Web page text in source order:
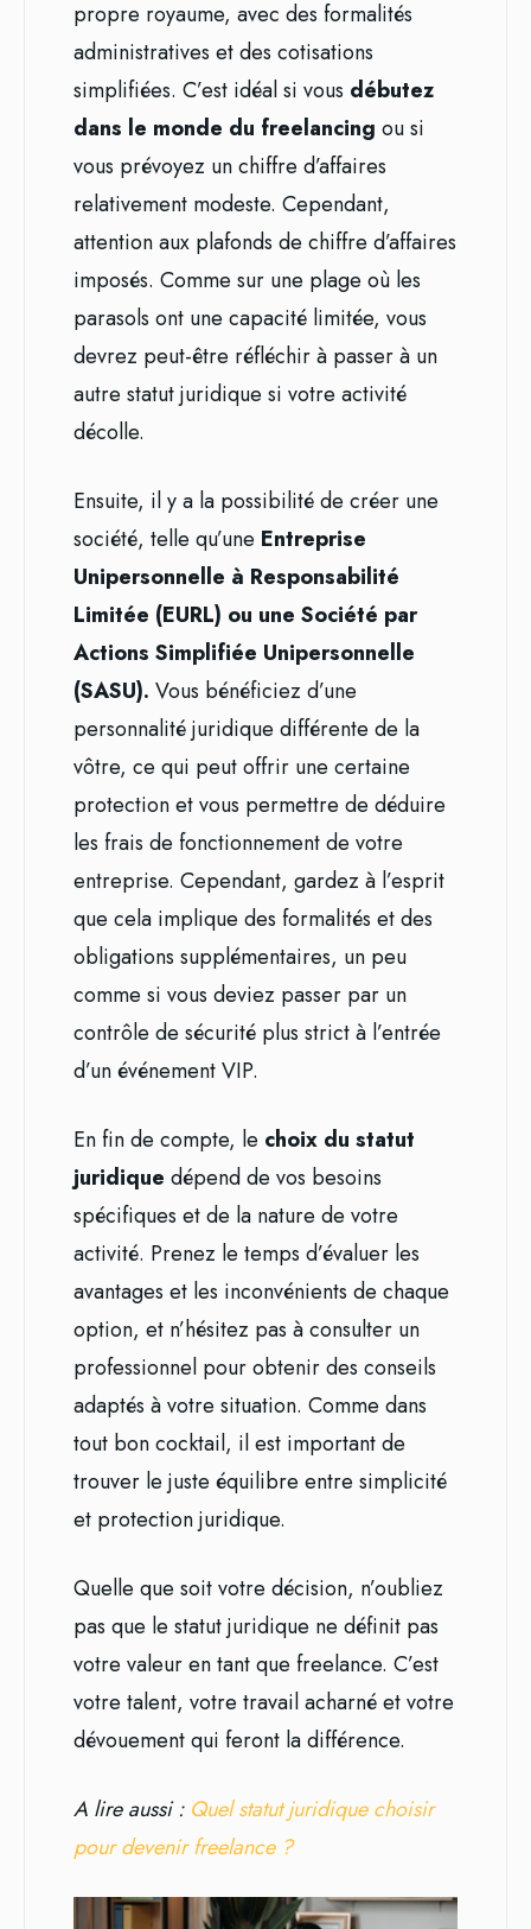
propre royaume, avec des formalités
administratives et des cotisations
simplifiées. C’est idéal si vous débutez
dans le monde du freelancing ou si
vous prévoyez un chiffre d’affaires
relativement modeste. Cependant,
attention aux plafonds de chiffre d’affaires
imposés. Comme sur une plage où les
parasols ont une capacité limitée, vous
devrez peut-être réfléchir à passer à un
autre statut juridique si votre activité
décolle.
Ensuite, il y a la possibilité de créer une
société, telle qu’une Entreprise
Unipersonnelle à Responsabilité
Limitée (EURL) ou une Société par
Actions Simplifiée Unipersonnelle
(SASU). Vous bénéficiez d’une
personnalité juridique différente de la
vôtre, ce qui peut offrir une certaine
protection et vous permettre de déduire
les frais de fonctionnement de votre
entreprise. Cependant, gardez à l’esprit
que cela implique des formalités et des
obligations supplémentaires, un peu
comme si vous deviez passer par un
contrôle de sécurité plus strict à l’entrée
d’un événement VIP.
En fin de compte, le choix du statut
juridique dépend de vos besoins
spécifiques et de la nature de votre
activité. Prenez le temps d’évaluer les
avantages et les inconvénients de chaque
option, et n’hésitez pas à consulter un
professionnel pour obtenir des conseils
adaptés à votre situation. Comme dans
tout bon cocktail, il est important de
trouver le juste équilibre entre simplicité
et protection juridique.
Quelle que soit votre décision, n’oubliez
pas que le statut juridique ne définit pas
votre valeur en tant que freelance. C’est
votre talent, votre travail acharné et votre
dévouement qui feront la différence.
A lire aussi : Quel statut juridique choisir
pour devenir freelance ?